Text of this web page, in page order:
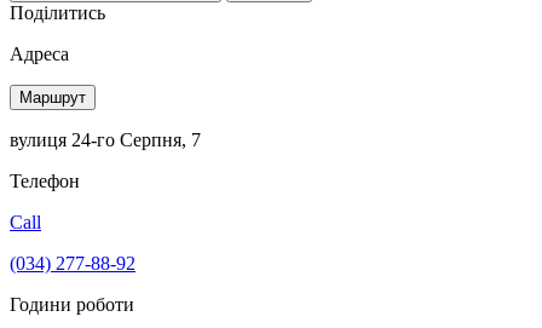
Поділитись
Адреса
Маршрут
вулиця 24-го Серпня, 7
Телефон
Call
(034) 277-88-92
Години роботи